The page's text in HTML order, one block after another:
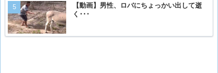
【動画】男性、ロバにちょっかい出して逝
く･･･